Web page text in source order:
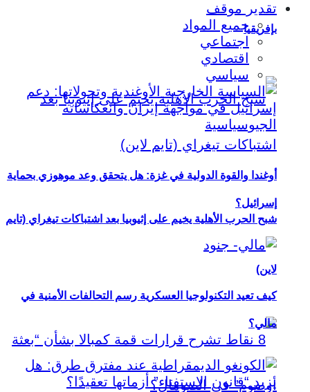
بإفريقيا
شبح الحرب الأهلية يخيم على إثيوبيا بعد اشتباكات تيغراي (تايم
لاين)
تقدير موقف
جميع المواد
اجتماعي
اقتصادي
سياسي
أوغندا والقوة الدولية في غزة: هل يتحقق وعد موهوزي بحماية
إسرائيل؟
كيف تعيد التكنولوجيا العسكرية رسم التحالفات الأمنية في
مالي؟